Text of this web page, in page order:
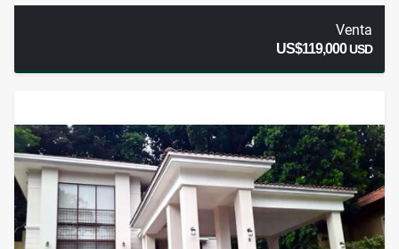
Venta
US$119,000USD